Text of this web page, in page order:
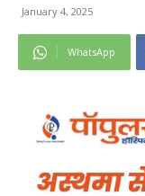
January 4, 2025
WhatsApp